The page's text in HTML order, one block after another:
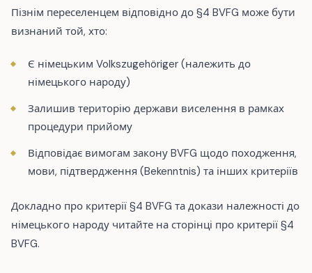
Пізнім переселенцем відповідно до §4 BVFG може бути
визнаний той, хто:
Є німецьким Volkszugehöriger (належить до
німецького народу)
Залишив територію держави виселення в рамках
процедури прийому
Відповідає вимогам закону BVFG щодо походження,
мови, підтвердження (Bekenntnis) та інших критеріїв
Докладно про критерії §4 BVFG та докази належності до
німецького народу читайте на сторінці про критерії §4
BVFG.